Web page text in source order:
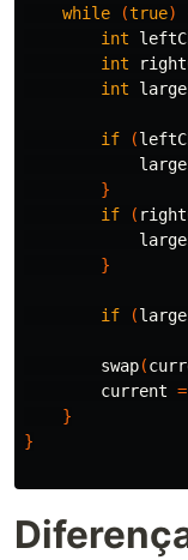
while
(true)
int
int
int
if (
}
if
(
}
if (
swap(
current =
}
}